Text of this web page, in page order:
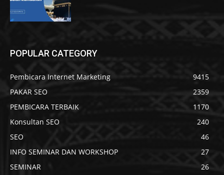
POPULAR CATEGORY
Pembicara Internet Marketing
9415
PAKAR SEO
2359
PEMBICARA TERBAIK
1170
Konsultan SEO
240
SEO
46
INFO SEMINAR DAN WORKSHOP
27
SEMINAR
26